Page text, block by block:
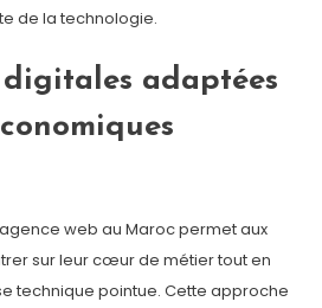
de la technologie.
digitales adaptées
web au Maroc permet aux
sur leur cœur de métier tout en
technique pointue. Cette approche